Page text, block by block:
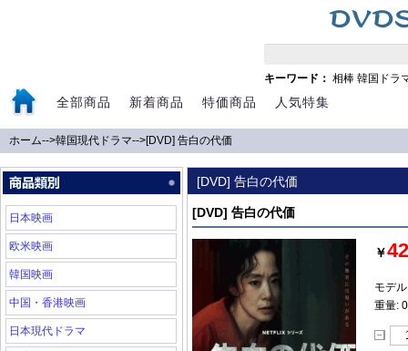
キーワード： 相棒 韓国ドラ
全部商品 新着商品 特価商品 人気特集
ホーム-->韓国現代ドラマ-->[DVD] 告白の代価
日本映画
欧米映画
韓国映画
中国・香港映画
日本現代ドラマ
[DVD] 告白の代価
[DVD] 告白の代価
￥
モデ
重量: